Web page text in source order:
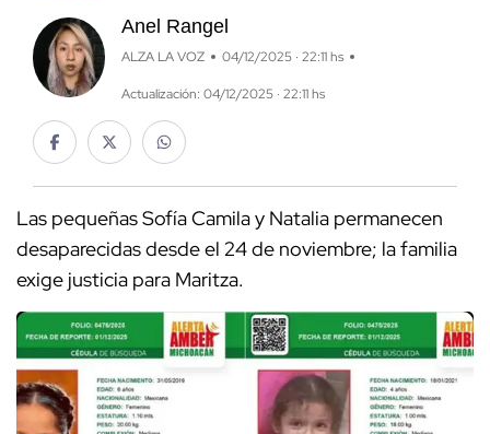
Anel Rangel
ALZA LA VOZ 04/12/2025 · 22:11 hs
Actualización: 04/12/2025 · 22:11 hs
Las pequeñas Sofía Camila y Natalia permanecen
desaparecidas desde el 24 de noviembre; la familia
exige justicia para Maritza.